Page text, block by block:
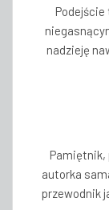
nadzieję
Pamiętnik,
autorka
przewodnik